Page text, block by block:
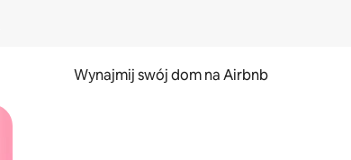
Wynajmij swój dom na Airbnb